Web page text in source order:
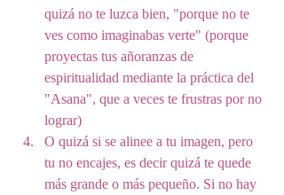
quizá no te luzca bien, "porque no te
ves como imaginabas verte" (porque
proyectas tus añoranzas de
espiritualidad mediante la práctica del
"Asana", que a veces te frustras por no
lograr)
O quizá si se alinee a tu imagen, pero
tu no encajes, es decir quizá te quede
más grande o más pequeño. Si no hay